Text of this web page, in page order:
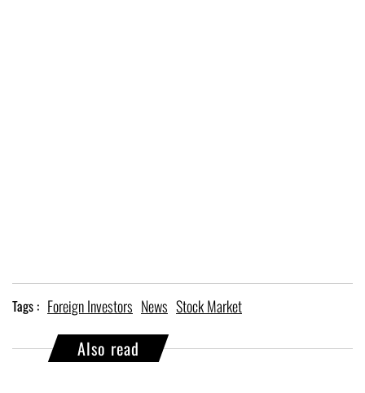
Tags : Foreign Investors News Stock Market
Also read